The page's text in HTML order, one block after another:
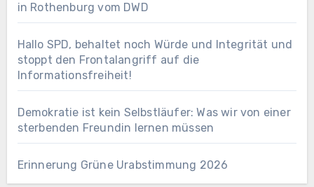
in Rothenburg vom DWD
Hallo SPD, behaltet noch Würde und Integrität und
stoppt den Frontalangriff auf die
Informationsfreiheit!
Demokratie ist kein Selbstläufer: Was wir von einer
sterbenden Freundin lernen müssen
Erinnerung Grüne Urabstimmung 2026